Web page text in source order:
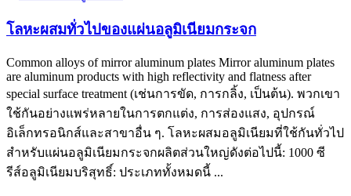
โลหะผสมทั่วไปของแผ่นอลูมิเนียมกระจก
Common alloys of mirror aluminum plates Mirror aluminum plates
are aluminum products with high reflectivity and flatness after
special surface treatment (เช่นการขัด, การกลิ้ง, เป็นต้น). พวกเขา
ใช้กันอย่างแพร่หลายในการตกแต่ง, การส่องแสง, อุปกรณ์
อิเล็กทรอนิกส์และสาขาอื่น ๆ. โลหะผสมอลูมิเนียมที่ใช้กันทั่วไป
สำหรับแผ่นอลูมิเนียมกระจกผลิตส่วนใหญ่ดังต่อไปนี้: 1000 ซี
รีส์อลูมิเนียมบริสุทธิ์: ประเภททั้งหมดนี้ ...